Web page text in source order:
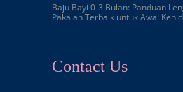
Baju Bayi 0-3 Bulan: Panduan
Pakaian Terbaik untuk Awal
Contact Us